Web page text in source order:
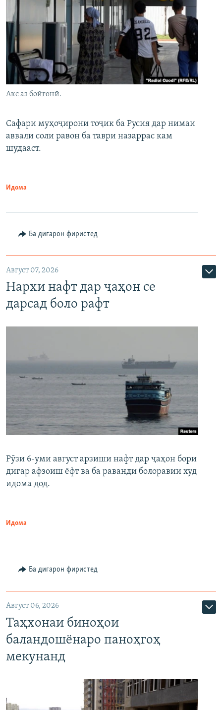
Акс аз бойгонӣ.
Сафари муҳоҷирони тоҷик ба Русия дар нимаи
аввали соли равон ба таври назаррас кам
шудааст.
Идома
Ба дигарон фиристед
Август 07, 2026
Нархи нафт дар ҷаҳон се
дарсад боло рафт
Рӯзи 6-уми август арзиши нафт дар ҷаҳон бори
дигар афзоиш ёфт ва ба раванди болоравии худ
идома дод.
Идома
Ба дигарон фиристед
Август 06, 2026
Таҳхонаи биноҳои
баландошёнаро паноҳгоҳ
мекунанд